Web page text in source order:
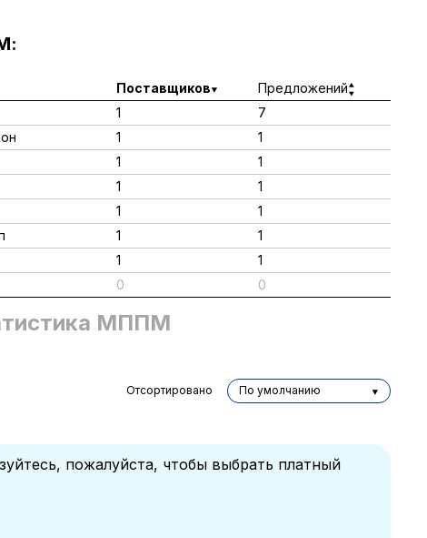
Поставщиков
Предложений
1
7
1
1
1
1
1
1
1
1
1
1
1
1
0 0
МППМ
Отсортировано По умолчанию
пожалуйста, чтобы выбрать платный